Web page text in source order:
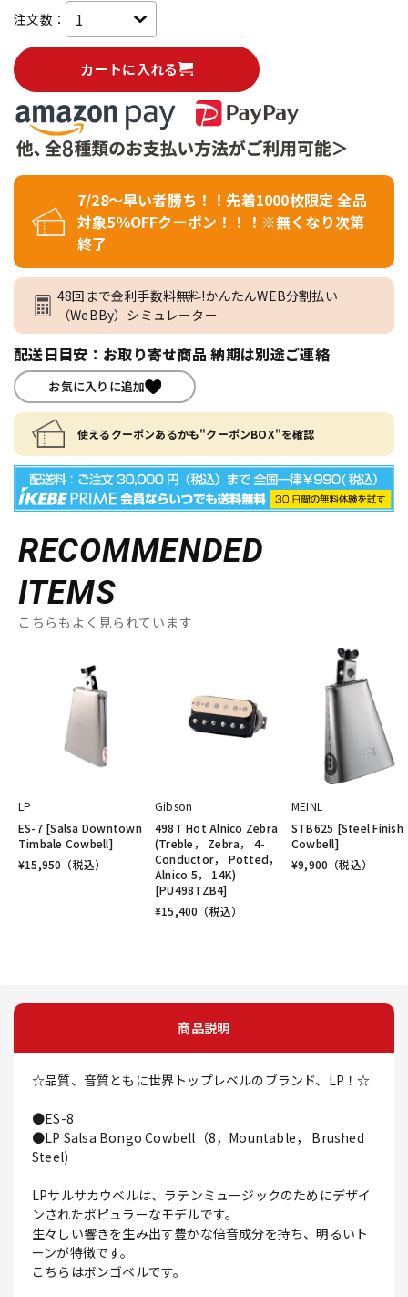
注文数：
カートに入れる
7/28～早い者勝ち！！先着1000枚限定 全品
対象5％OFFクーポン！！！※無くなり次第
終了
48回まで金利手数料無料!かんたんWEB分割払い
（WeBBy）シミュレーター
配送日目安：お取り寄せ商品 納期は別途ご連絡
お気に入りに追加
使えるクーポンあるかも"クーポンBOX"を確認
RECOMMENDED
ITEMS
こちらもよく見られています
LP
ES-7 [Salsa Downtown
Timbale Cowbell]
¥15,950 （税込）
Gibson
498T Hot Alnico Zebra
(Treble， Zebra， 4-
Conductor， Potted，
Alnico 5， 14K)
[PU498TZB4]
¥15,400 （税込）
MEINL
STB625 [Steel Finish
Cowbell]
¥9,900 （税込）
商品説明
☆品質、音質ともに世界トップレベルのブランド、LP！☆
●ES-8
●LP Salsa Bongo Cowbell（8，Mountable， Brushed
Steel)
LPサルサカウベルは、ラテンミュージックのためにデザイ
ンされたポピュラーなモデルです。
生々しい響きを生み出す豊かな倍音成分を持ち、明るいト
ーンが特徴です。
こちらはボンゴベルです。